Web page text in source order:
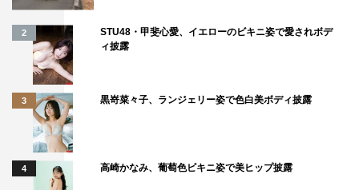
2
STU48・甲斐心愛、イエローのビキニ姿で愛されボデ
ィ披露
3 黒嵜菜々子、ランジェリー姿で色白美ボディ披露
4 高崎かなみ、葡萄色ビキニ姿で美ヒップ披露